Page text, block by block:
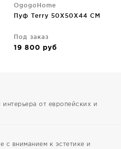
OgogoHome
Пуф Terry 50X50X44 CM
Под заказ
19 800 руб
от европейских и
с вниманием к эстетике и